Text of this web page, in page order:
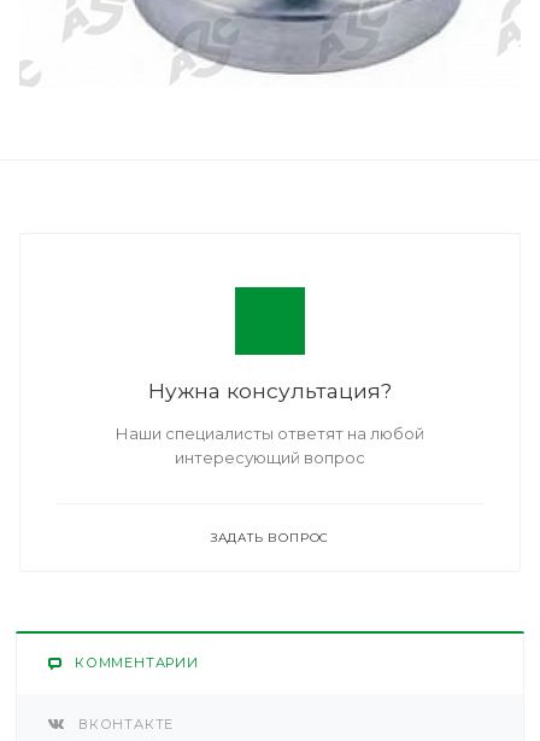
Нужна консультация?
Наши специалисты ответят на любой
интересующий вопрос
ЗАДАТЬ ВОПРОС
КОММЕНТАРИИ
ВКОНТАКТЕ